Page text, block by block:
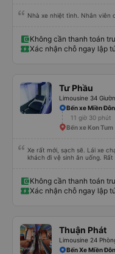
Nhà xe nhiệt tình. Nhân viên
Không cần thanh toán
Xác nhận chỗ ngay lập
Tư Phầu
Limousine 34
Bến xe Miền
11 giờ 30 phút
Bến xe Kon Tum
Xe rất mới, sạch sẽ. Lái xe
khách đi vệ sinh ăn uống. Rất
Không cần thanh toán
Xác nhận chỗ ngay lập
Thuận Phát
Limousine 24
Bến Xe Miền